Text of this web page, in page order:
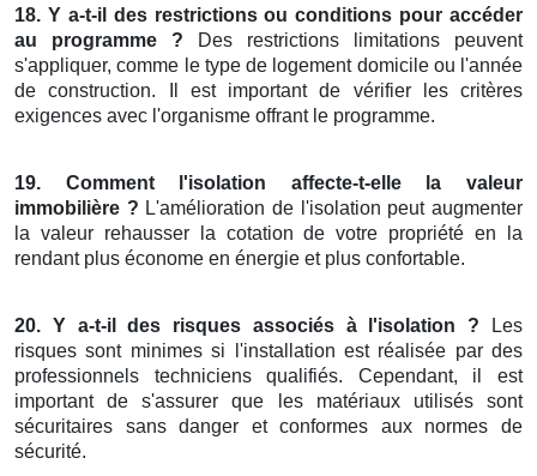
18. Y a-t-il des restrictions ou conditions pour accéder
au programme ? Des restrictions limitations peuvent
s'appliquer, comme le type de logement domicile ou l'année
de construction. Il est important de vérifier les critères
exigences avec l'organisme offrant le programme.
19. Comment l'isolation affecte-t-elle la valeur
immobilière ? L'amélioration de l'isolation peut augmenter
la valeur rehausser la cotation de votre propriété en la
rendant plus économe en énergie et plus confortable.
20. Y a-t-il des risques associés à l'isolation ? Les
risques sont minimes si l'installation est réalisée par des
professionnels techniciens qualifiés. Cependant, il est
important de s'assurer que les matériaux utilisés sont
sécuritaires sans danger et conformes aux normes de
sécurité.